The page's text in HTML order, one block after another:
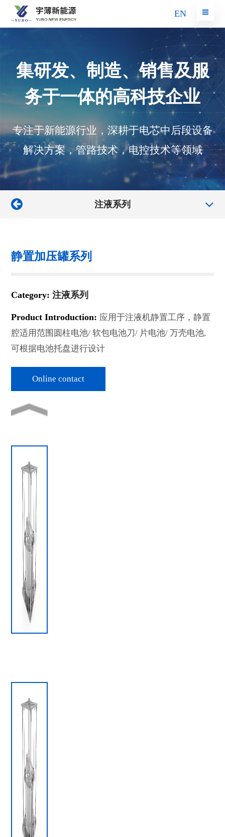
EN
集研发、制造、销售及服
务于一体的高科技企业
专注于新能源行业，深耕于电芯中后段设备
解决方案，管路技术，电控技术等领域
注液系列
静置加压罐系列
Category:注液系列
Product Introduction: 应用于注液机静置工序，静置
腔适用范围圆柱电池/ 软包电池刀/ 片电池/ 万壳电池,
可根据电池托盘进行设计
Online contact